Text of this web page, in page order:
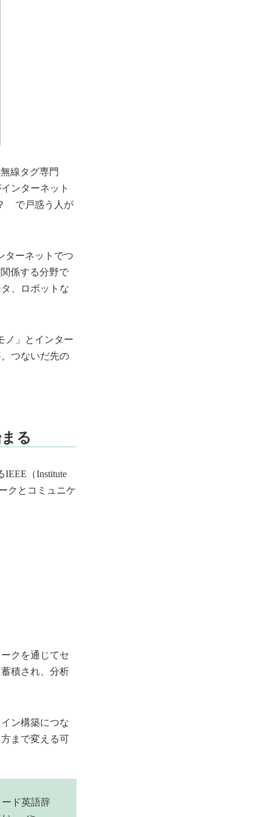
線タグ専門
ンターネット
で戸惑う人が
ターネットでつ
係する分野で
、ロボットな
ノ」とインター
つないだ先の
る
（Institute
クとコミュニケ
クを通じてセ
積され、分析
ン構築につな
まで変える可
ード英語辞